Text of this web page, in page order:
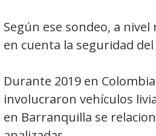
Según ese sondeo, a
en cuenta la seguridad
Durante 2019 en
involucraron vehículos
en Barranquilla se